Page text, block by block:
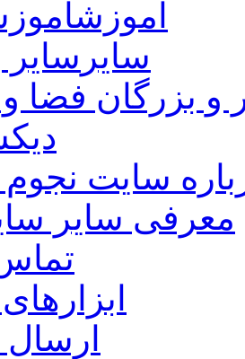
آموزش
سایر
و بزرگان فضا
سایت نجوم
معرفی سایر
ارسال